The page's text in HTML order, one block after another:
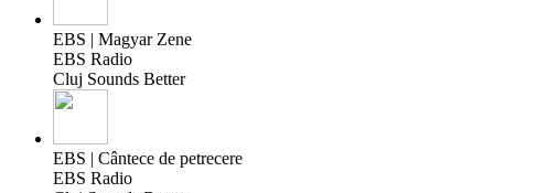
EBS | Magyar Zene
EBS Radio
Cluj Sounds Better
EBS | Cântece de petrecere
EBS Radio